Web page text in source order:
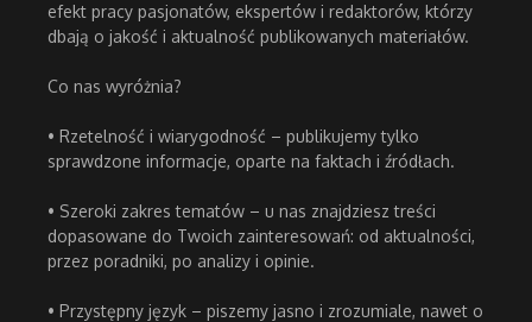
efekt pracy pasjonatów, ekspertów i redaktorów, którzy
dbają o jakość i aktualność publikowanych materiałów.
Co nas wyróżnia?
• Rzetelność i wiarygodność – publikujemy tylko
sprawdzone informacje, oparte na faktach i źródłach.
• Szeroki zakres tematów – u nas znajdziesz treści
dopasowane do Twoich zainteresowań: od aktualności,
przez poradniki, po analizy i opinie.
• Przystępny język – piszemy jasno i zrozumiale, nawet o